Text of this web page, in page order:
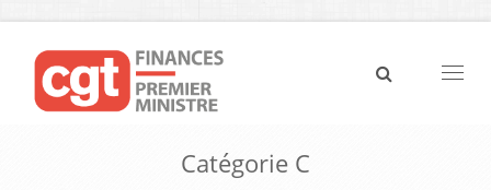
Catégorie C